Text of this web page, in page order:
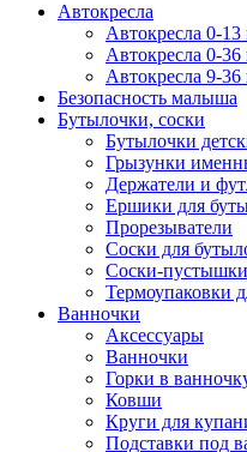
Автокресла
Автокресла 0-
Автокресла 0-
Автокресла 9-
Безопасность малыша
Бутылочки, соски
Бутылочки
Грызунки
Держатели и
Ершики для
Прорезыватели
Соски для
Соски-пустышки
Термоупаковки
Ванночки
Аксессуары
Ванночки
Горки в
Ковши
Круги для
Подставки под